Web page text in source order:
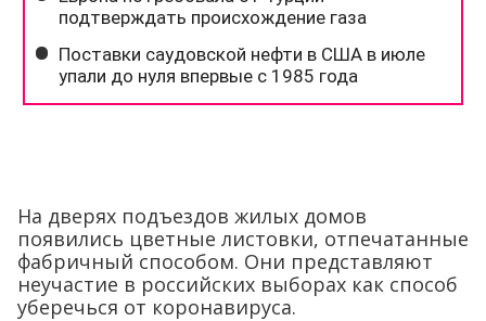
На дверях подъездов жилых домов
появились цветные листовки, отпечатанные
фабричный способом. Они представляют
неучастие в российских выборах как способ
уберечься от коронавируса.